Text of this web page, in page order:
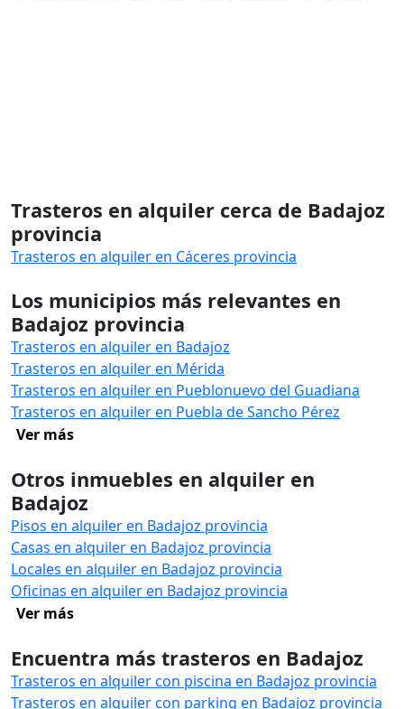
Trasteros en alquiler cerca de Badajoz
provincia
Trasteros en alquiler en Cáceres provincia
Los municipios más relevantes en
Badajoz provincia
Trasteros en alquiler en Badajoz
Trasteros en alquiler en Mérida
Trasteros en alquiler en Pueblonuevo del Guadiana
Trasteros en alquiler en Puebla de Sancho Pérez
Ver más
Otros inmuebles en alquiler en
Badajoz
Pisos en alquiler en Badajoz provincia
Casas en alquiler en Badajoz provincia
Locales en alquiler en Badajoz provincia
Oficinas en alquiler en Badajoz provincia
Ver más
Encuentra más trasteros en Badajoz
Trasteros en alquiler con piscina en Badajoz provincia
Trasteros en alquiler con parking en Badajoz provincia